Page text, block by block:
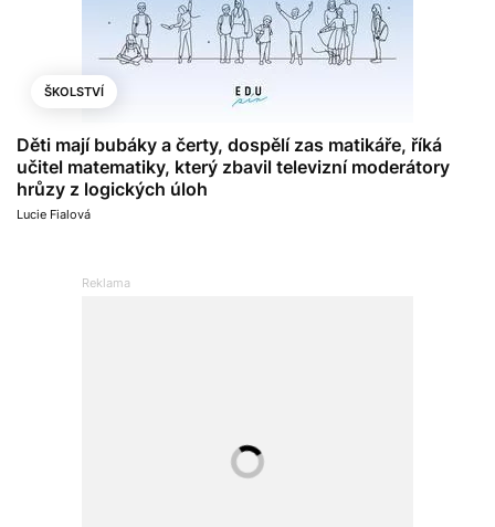
ŠKOLSTVÍ
Děti mají bubáky a čerty, dospělí zas matikáře, říká
učitel matematiky, který zbavil televizní moderátory
hrůzy z logických úloh
Lucie Fialová